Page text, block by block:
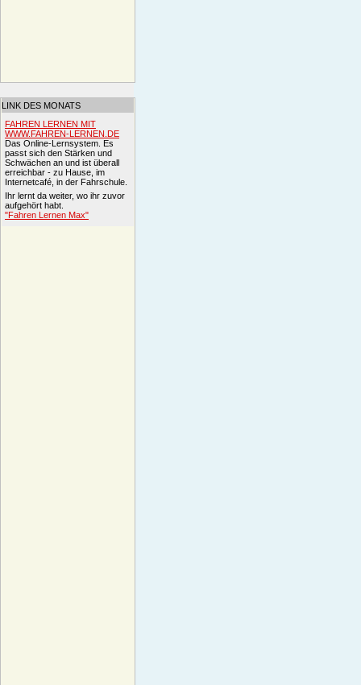
LINK DES MONATS
FAHREN LERNEN MIT
WWW.FAHREN-LERNEN.DE
Das Online-Lernsystem. Es
passt sich den Stärken und
Schwächen an und ist überall
erreichbar - zu Hause, im
Internetcafé, in der Fahrschule.
Ihr lernt da weiter, wo ihr zuvor
aufgehört habt.
"Fahren Lernen Max"